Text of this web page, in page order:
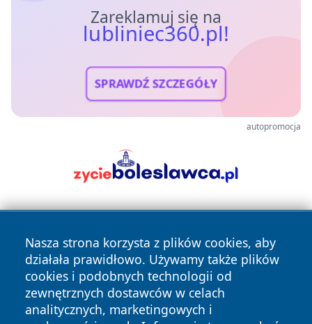
Zareklamuj się na
lubliniec360.pl!
SPRAWDŹ SZCZEGÓŁY
autopromocja
Nasza strona korzysta z plików cookies, aby
działała prawidłowo. Używamy także plików
cookies i podobnych technologii od
zewnętrznych dostawców w celach
analitycznych, marketingowych i
Copyright © 2026 lubliniec360.pl Wszystkie prawa
zastrzeżone.